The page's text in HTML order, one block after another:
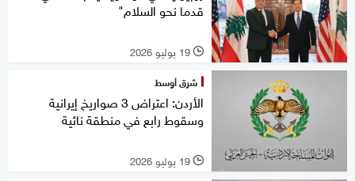
قدما نحو السلام"
l 19 يوليو 2026
شرق أوسط
الأردن: اعتراض 3 صواريخ إيرانية
وسقوط رابع في منطقة نائية
l 19 يوليو 2026